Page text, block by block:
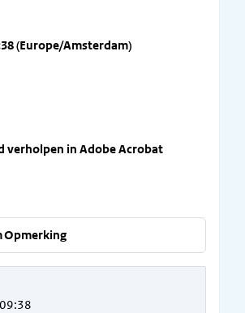
(Europe/Amsterdam)
verholpen in Adobe Acrobat
Opmerking